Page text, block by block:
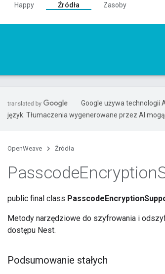
Happy Źródła
Zasoby
Google używa technologii
język. Tłumaczenia wygenerowane przez AI mogą
OpenWeave Źródła
PasscodeEncryption
public final class
Metody narzędziowe do szyfrowania i
dostępu Nest.
Podsumowanie stałych